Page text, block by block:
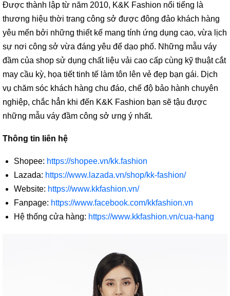
Được thành lập từ năm 2010, K&K Fashion nổi tiếng là
thương hiệu thời trang công sở được đông đảo khách hàng
yêu mến bởi những thiết kế mang tính ứng dụng cao, vừa lịch
sự nơi công sở vừa đáng yêu để dạo phố. Những mẫu váy
đầm của shop sử dụng chất liệu vải cao cấp cùng kỹ thuật cắt
may cầu kỳ, họa tiết tinh tế làm tôn lên vẻ đẹp bạn gái. Dịch
vụ chăm sóc khách hàng chu đáo, chế độ bảo hành chuyên
nghiệp, chắc hẳn khi đến K&K Fashion bạn sẽ tậu được
những mẫu váy đầm công sở ưng ý nhất.
Thông tin liên hệ
Shopee: https://shopee.vn/kk.fashion
Lazada: https://www.lazada.vn/shop/kk-fashion/
Website: https://www.kkfashion.vn/
Fanpage: https://www.facebook.com/kkfashion.vn
Hệ thống cửa hàng: https://www.kkfashion.vn/cua-hang